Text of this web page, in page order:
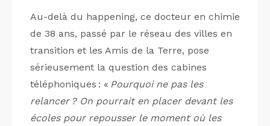
Au-delà du happening, ce docteur en chimie
de 38 ans, passé par le réseau des villes en
transition et les Amis de la Terre, pose
sérieusement la question des cabines
téléphoniques : « Pourquoi ne pas les
relancer ? On pourrait en placer devant les
écoles pour repousser le moment où les